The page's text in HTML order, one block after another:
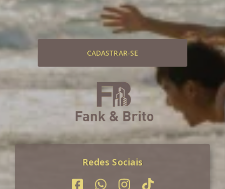
CADASTRAR-SE
Redes Sociais